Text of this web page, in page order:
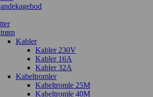
Kabler
Kabler 230V
Kabler 16A
Kabler 32A
Kabeltromler
Kabeltromle 25M
Kabeltromle 40M